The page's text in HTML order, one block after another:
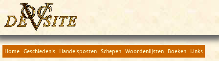
Home Geschiedenis Handelsposten Schepen Woordenlijsten Boeken Links